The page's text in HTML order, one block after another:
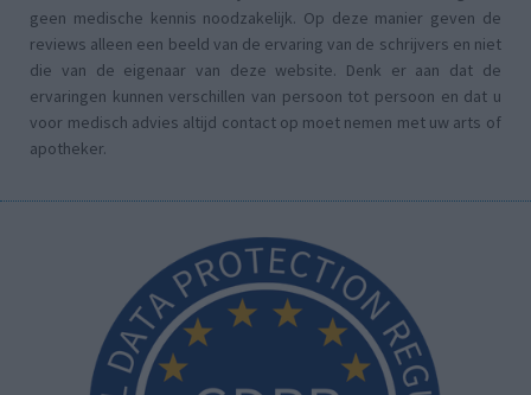
geen medische kennis noodzakelijk. Op deze manier geven de
reviews alleen een beeld van de ervaring van de schrijvers en niet
die van de eigenaar van deze website. Denk er aan dat de
ervaringen kunnen verschillen van persoon tot persoon en dat u
voor medisch advies altijd contact op moet nemen met uw arts of
apotheker.